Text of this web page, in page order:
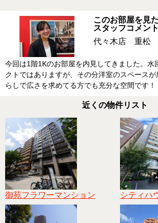
このお部屋を見た
スタッフコメント
代々木店 重松
今回は1階1Kのお部屋を内見してきました。水
クトではありますが、その分洋室のスペース
らしで広さを求めてる方でも充分な空間です！
近くの物件リスト
御苑フラワーマンション シティハ